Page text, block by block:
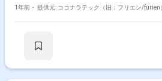
状況確認を行います。 ・移行設計書の作成を
1年前・ 提供元: ココナラテック（旧：フリエン/furien